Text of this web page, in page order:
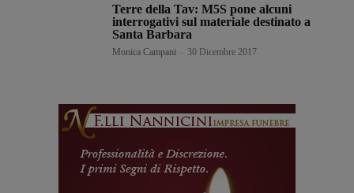
Terre della Tav: M5S pone alcuni
interrogativi sul materiale destinato a
Santa Barbara
Monica Campani 30 Dicembre 2017